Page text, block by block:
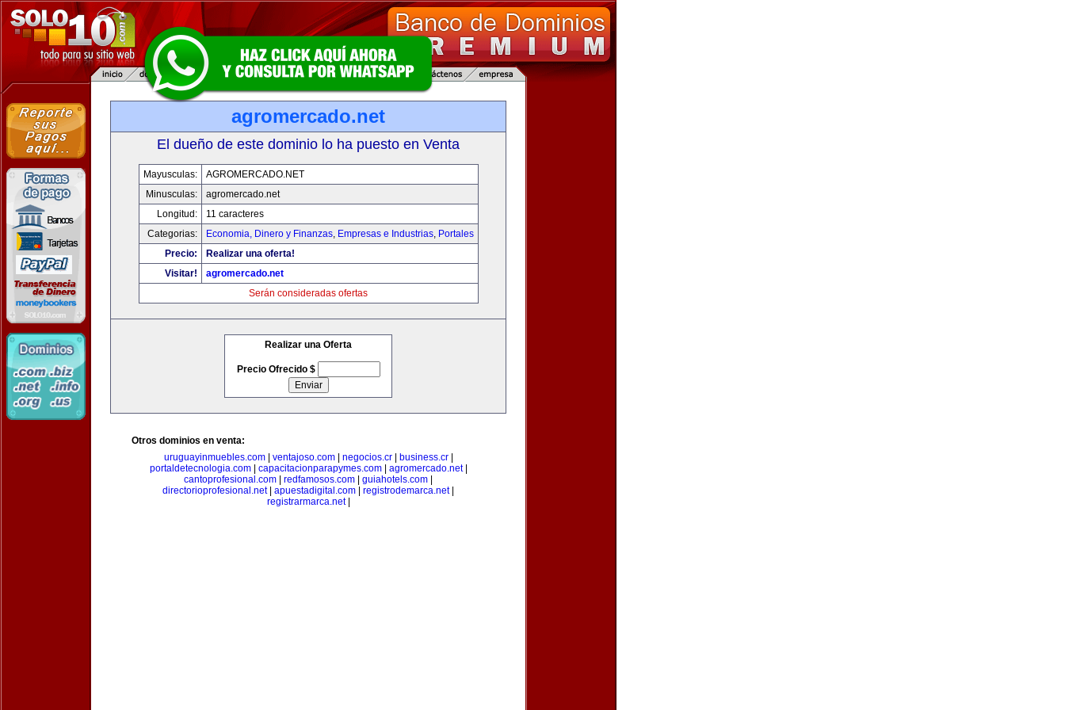
agromercado.net
El dueño de este dominio lo ha puesto en Venta
Mayusculas:
AGROMERCADO.NET
Minusculas:
agromercado.net
Longitud:
11 caracteres
Categorias:
Economia, Dinero y Finanzas, Empresas e Industrias, Portales
Precio:
Realizar una oferta!
Visitar!
agromercado.net
Serán consideradas ofertas
Realizar una Oferta
Precio Ofrecido $
Otros dominios en venta:
uruguayinmuebles.com| ventajoso.com| negocios.cr| business.cr|
portaldetecnologia.com| capacitacionparapymes.com| agromercado.net|
cantoprofesional.com
redfamosos.com guiahotels.com
directorioprofesional.net| apuestadigital.com registrodemarca.net|
registrarmarca.net|